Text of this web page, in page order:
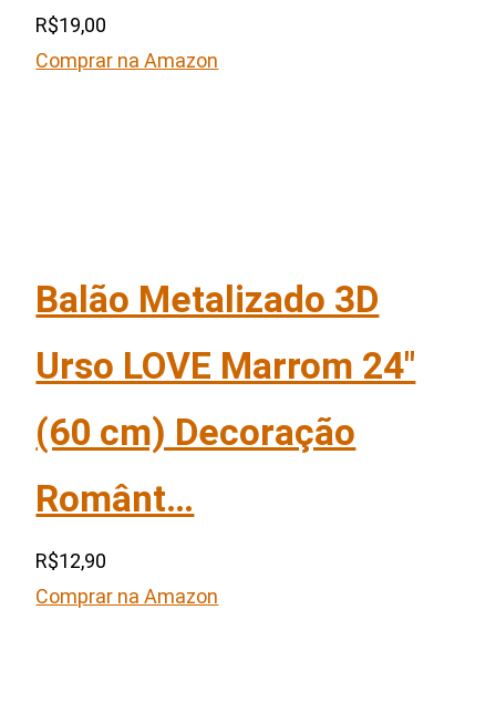
R$19,00
Comprar na Amazon
Balão Metalizado 3D
Urso LOVE Marrom 24″
(60 cm) Decoração
Românt…
R$12,90
Comprar na Amazon